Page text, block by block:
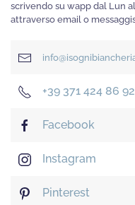
scrivendo su wapp dal Lun
attraverso email o
+39 371 424 86 92
Facebook
Instagram
Pinterest